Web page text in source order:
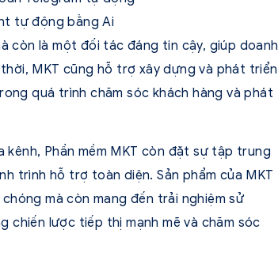
tự động bằng Ai
còn là một đối tác đáng tin cậy, giúp doanh
MKT cũng hỗ trợ xây dựng và phát triển
quá trình chăm sóc khách hàng và phát
kênh, Phần mềm MKT còn đặt sự tập trung
trình hỗ trợ toàn diện. Sản phẩm của MKT
mà còn mang đến trải nghiệm sử
chiến lược tiếp thị mạnh mẽ và chăm sóc